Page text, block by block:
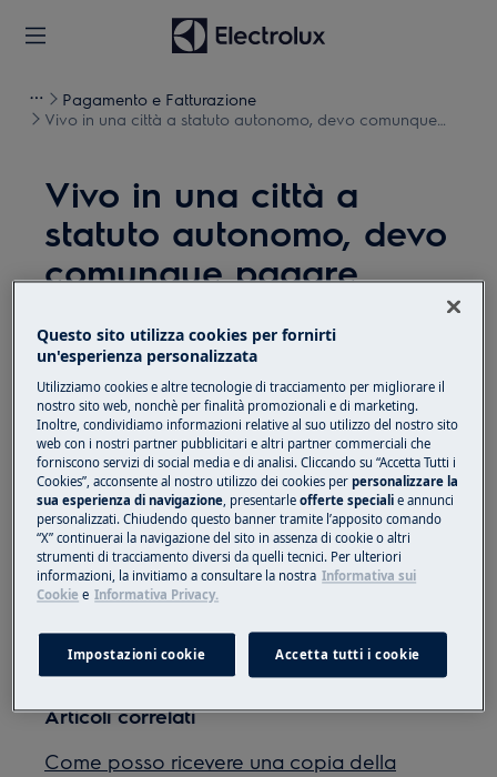
Pagamento e Fatturazione
Vivo in una città a statuto autonomo, devo comunque
Vivo in una città a
statuto autonomo, devo
comunque pagare
Problema
Vivo in una città a statuto autonomo, devo
comunque pagare l'IVA?
Soluzione
Purtroppo non spediamo i nostri prodotti
presso i paesi a statuto autonomo quali Città del
Vaticano e San Marino.
Articoli correlati
Come posso ricevere una copia della
Questo sito utilizza cookies per fornirti
un'esperienza personalizzata
Utilizziamo cookies e altre tecnologie di tracciamento per migliorare il
nostro sito web, nonchè per finalità promozionali e di marketing.
Inoltre, condividiamo informazioni relative al suo utilizzo del nostro sito
web con i nostri partner pubblicitari e altri partner commerciali che
forniscono servizi di social media e di analisi. Cliccando su “Accetta Tutti i
Cookies”, acconsente al nostro utilizzo dei cookies perpersonalizzare la
sua esperienza di navigazione, presentarleofferte speciali e annunci
personalizzati. Chiudendo questo banner tramite l’apposito comando
“X” continuerai la navigazione del sito in assenza di cookie o altri
strumenti di tracciamento diversi da quelli tecnici. Per ulteriori
informazioni, la invitiamo a consultare la nostra Informativa sui
Cookie e Informativa Privacy.
Impostazioni cookie Accetta tutti i cookie